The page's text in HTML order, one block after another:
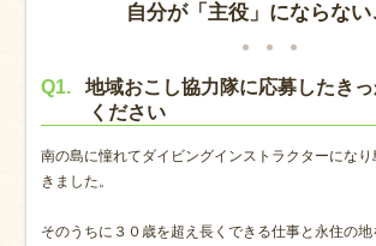
自分が「主役」にならない
Q1.
地域おこし協力隊に応募したき
ください
南の島に憧れてダイビングインストラクターにな
きました。
そのうちに３０歳を超え長くできる仕事と永住の地